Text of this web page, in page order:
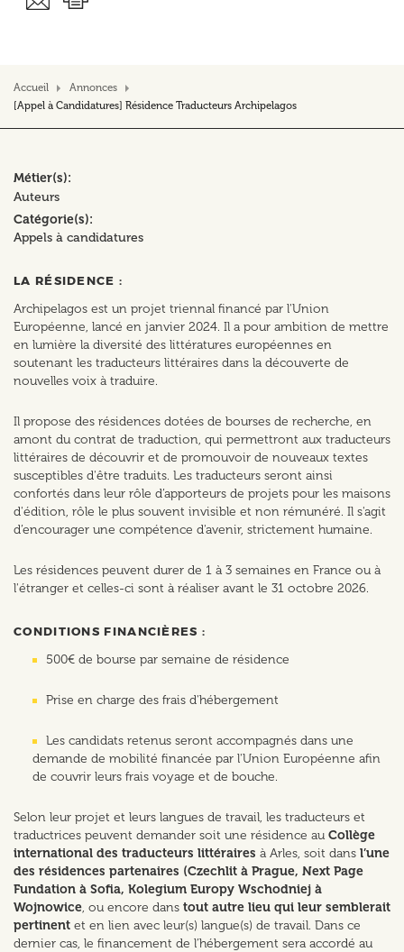
Accueil
Annonces
[Appel à Candidatures] Résidence Traducteurs Archipelagos
Métier(s)
Auteurs
Catégorie(s)
Appels à candidatures
LA RÉSIDENCE :
Archipelagos est un projet triennal financé par l'Union
Européenne, lancé en janvier 2024. Il a pour ambition de mettre
en lumière la diversité des littératures européennes en
soutenant les traducteurs littéraires dans la découverte de
nouvelles voix à traduire.
Il propose des résidences dotées de bourses de recherche, en
amont du contrat de traduction, qui permettront aux traducteurs
littéraires de découvrir et de promouvoir de nouveaux textes
susceptibles d'être traduits. Les traducteurs seront ainsi
confortés dans leur rôle d’apporteurs de projets pour les maisons
d'édition, rôle le plus souvent invisible et non rémunéré. Il s'agit
d’encourager une compétence d'avenir, strictement humaine.
Les résidences peuvent durer de 1 à 3 semaines en France ou à
l'étranger et celles-ci sont à réaliser avant le 31 octobre 2026.
CONDITIONS FINANCIÈRES :
500€ de bourse par semaine de résidence
Prise en charge des frais d'hébergement
Les candidats retenus seront accompagnés dans une
demande de mobilité financée par l'Union Européenne afin
de couvrir leurs frais voyage et de bouche.
Selon leur projet et leurs langues de travail, les traducteurs et
traductrices peuvent demander soit une résidence au Collège
international des traducteurs littéraires à Arles, soit dans l’une
des résidences partenaires (Czechlit à Prague, Next Page
Fundation à Sofia, Kolegium Europy Wschodniej à
Wojnowice, ou encore dans tout autre lieu qui leur semblerait
pertinent et en lien avec leur(s) langue(s) de travail. Dans ce
dernier cas, le financement de l’hébergement sera accordé au